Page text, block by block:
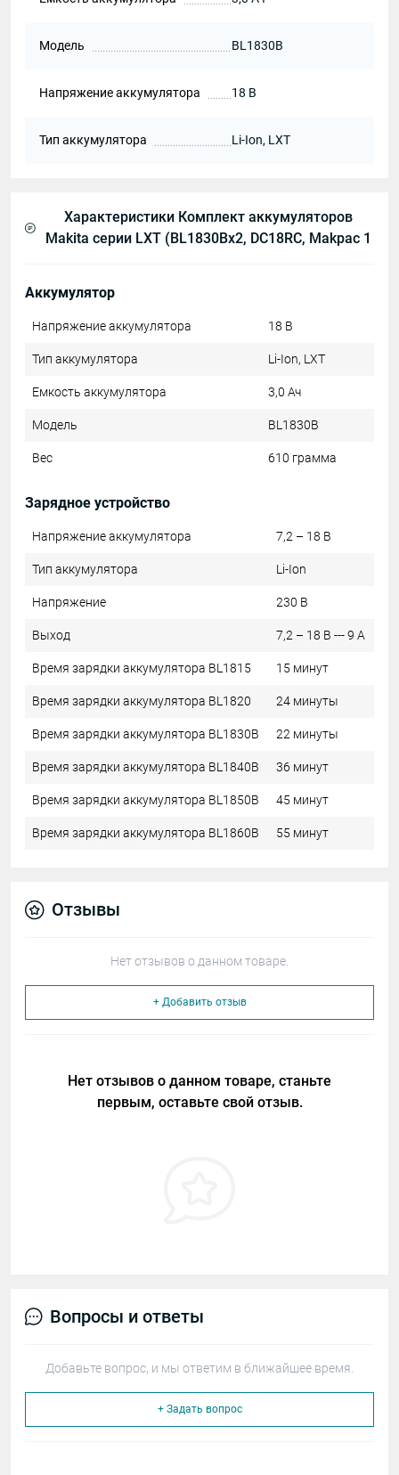
Модель BL1830B
Напряжение аккумулятора 18 В
Тип аккумулятора Li-Ion, LXT
Характеристики Комплект аккумуляторов
Makita серии LXT (BL1830Bx2, DC18RC, Makpac 1
Аккумулятор
Напряжение аккумулятора 18 В
Тип аккумулятора Li-Ion, LXT
Емкость аккумулятора 3,0 Ач
Модель BL1830B
Вес 610 грамма
Зарядное устройство
Напряжение аккумулятора 7,2 – 18 В
Тип аккумулятора Li-Ion
Напряжение 230 В
Выход 7,2 – 18 В --- 9 А
Время зарядки аккумулятора BL1815 15 минут
Время зарядки аккумулятора BL1820 24 минуты
Время зарядки аккумулятора BL1830B 22 минуты
Время зарядки аккумулятора BL1840B 36 минут
Время зарядки аккумулятора BL1850B 45 минут
Время зарядки аккумулятора BL1860B 55 минут
Отзывы
Нет отзывов о данном товаре.
+ Добавить отзыв
Нет отзывов о данном товаре, станьте
первым, оставьте свой отзыв.
Вопросы и ответы
Добавьте вопрос, и мы ответим в ближайшее время.
+ Задать вопрос